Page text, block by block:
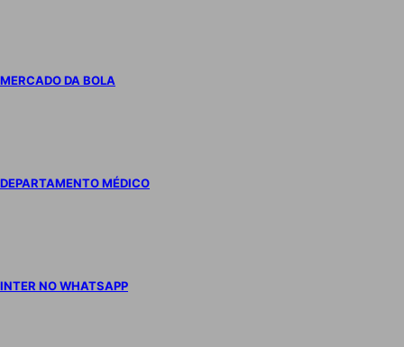
MERCADO DA BOLA
DEPARTAMENTO MÉDICO
INTER NO WHATSAPP